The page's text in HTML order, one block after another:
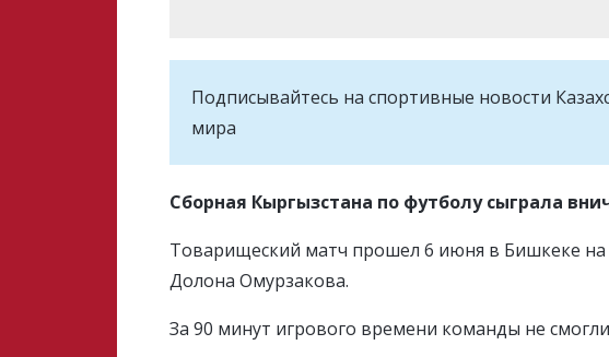
Подписывайтесь на cпортивные новости
мира
Сборная Кыргызстана по футболу сыграла
Товарищеский матч прошел 6 июня в Бишкеке
Долона Омурзакова.
За 90 минут игрового времени команды не